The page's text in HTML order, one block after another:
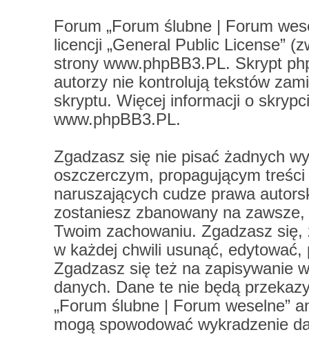
Forum „Forum ślubne | Forum
licencji „General Public License”
strony www.phpBB3.PL. Skrypt
autorzy nie kontrolują tekstów
skryptu. Więcej informacji o
www.phpBB3.PL.
Zgadzasz się nie pisać żadnych
oszczerczym, propagującym
naruszających cudze prawa
zostaniesz zbanowany na
Twoim zachowaniu. Zgadzasz
w każdej chwili usunąć,
Zgadzasz się też na zapisywanie
danych. Dane te nie będą
„Forum ślubne | Forum weselne”
mogą spowodować wykradzenie